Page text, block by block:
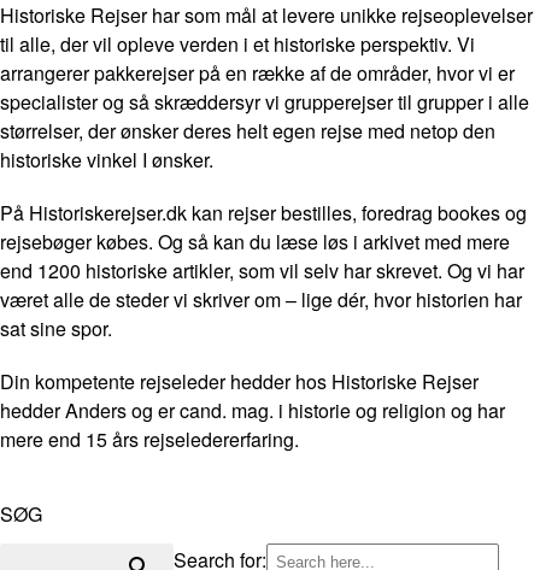
Historiske Rejser har som mål at levere unikke rejseoplevelser
til alle, der vil opleve verden i et historiske perspektiv. Vi
arrangerer pakkerejser på en række af de områder, hvor vi er
specialister og så skræddersyr vi grupperejser til grupper i alle
størrelser, der ønsker deres helt egen rejse med netop den
historiske vinkel I ønsker.
På Historiskerejser.dk kan rejser bestilles, foredrag bookes og
rejsebøger købes. Og så kan du læse løs i arkivet med mere
end 1200 historiske artikler, som vil selv har skrevet. Og vi har
været alle de steder vi skriver om – lige dér, hvor historien har
sat sine spor.
Din kompetente rejseleder hedder hos Historiske Rejser
hedder Anders og er cand. mag. i historie og religion og har
mere end 15 års rejseledererfaring.
SØG
Search for: